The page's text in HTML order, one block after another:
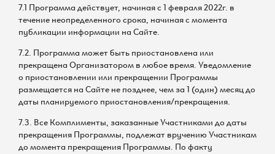
7.1 Программа действует, начиная с 1 февраля 2022г. в
течение неопределенного срока, начиная с момента
публикации информации на Сайте.
7.2. Программа может быть приостановлена или
прекращена Организатором в любое время. Уведомление
о приостановлении или прекращении Программы
размещается на Сайте не позднее, чем за 1 (один) месяц до
даты планируемого приостановления/прекращения.
7.3. Все Комплименты, заказанные Участниками до даты
прекращения Программы, подлежат вручению Участникам
до момента прекращения Программы. По факту